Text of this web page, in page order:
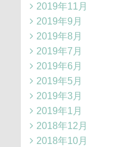
2019年11月
2019年9月
2019年8月
2019年7月
2019年6月
2019年5月
2019年3月
2019年1月
2018年12月
2018年10月